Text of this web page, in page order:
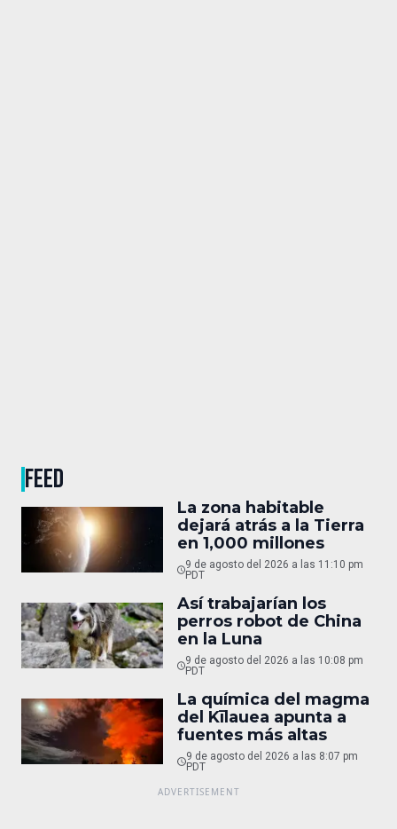
FEED
La zona habitable
dejará atrás a la Tierra
en 1,000 millones
9 de agosto del 2026 a las 11:10 pm
PDT
Así trabajarían los
perros robot de China
en la Luna
9 de agosto del 2026 a las 10:08 pm
PDT
La química del magma
del Kīlauea apunta a
fuentes más altas
9 de agosto del 2026 a las 8:07 pm
PDT